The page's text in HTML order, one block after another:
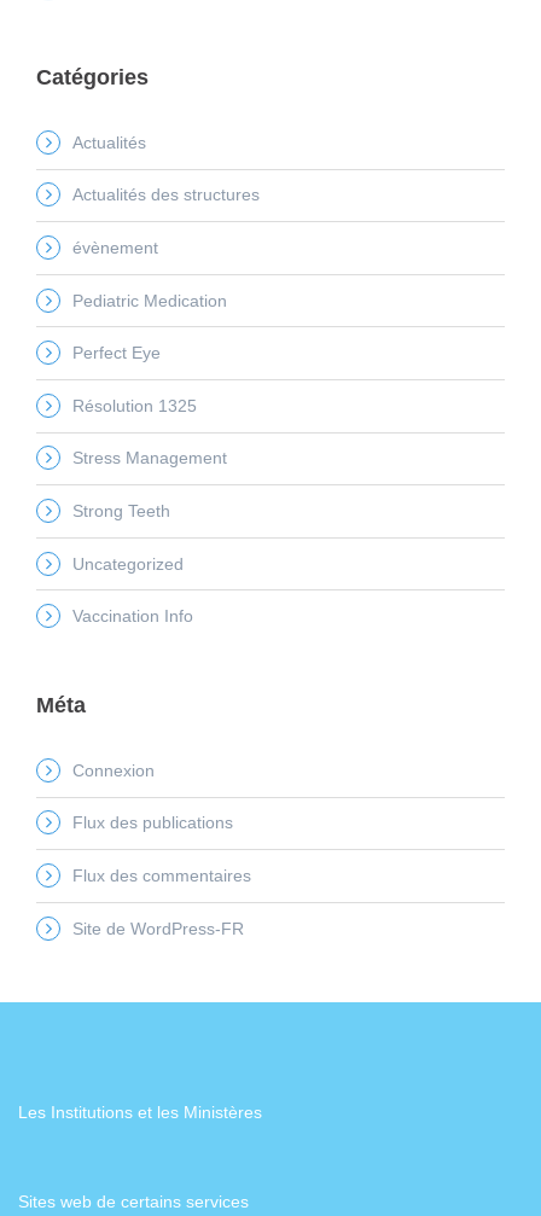
Catégories
Actualités
Actualités des structures
évènement
Pediatric Medication
Perfect Eye
Résolution 1325
Stress Management
Strong Teeth
Uncategorized
Vaccination Info
Méta
Connexion
Flux des publications
Flux des commentaires
Site de WordPress-FR
Les Institutions et les Ministères
Sites web de certains services